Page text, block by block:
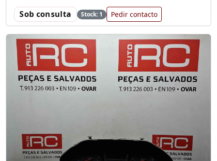
Sob consulta Stock: 1 Pedir contacto